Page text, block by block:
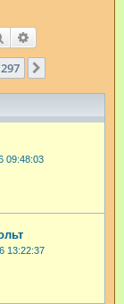
Поиск
297
09:48:03
13:22:37